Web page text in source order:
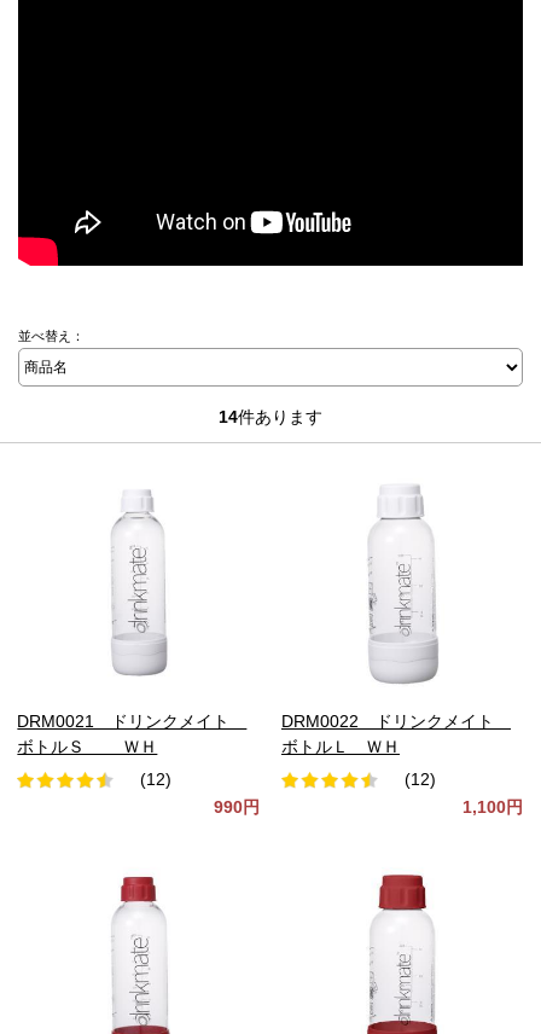
並べ替え：
14件あります
DRM0021 ドリンクメイト
ボトルＳ ＷＨ
(12)
990円
DRM0022 ドリンクメイト
ボトルＬ ＷＨ
(12)
1,100円